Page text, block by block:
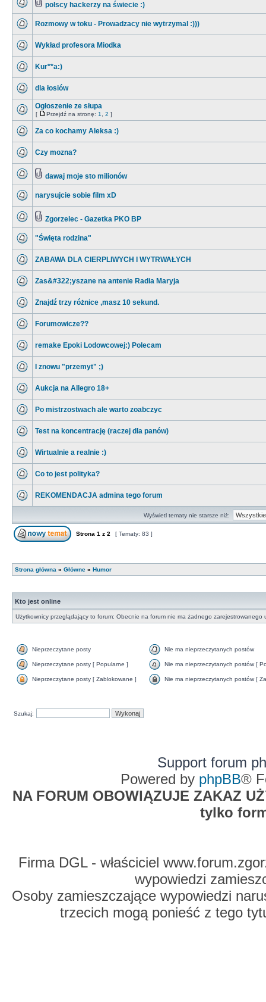
polscy hackerzy na świecie :)
Rozmowy w toku - Prowadzacy nie wytrzymal :)))
Wykład profesora Miodka
Kur**a:)
dla łosiów
Ogłoszenie ze słupa
[ Przejdź na stronę: 1 2 ]
Za co kochamy Aleksa :)
Czy mozna?
dawaj moje sto milionów
narysujcie sobie film xD
Zgorzelec - Gazetka PKO BP
"Święta rodzina"
ZABAWA DLA CIERPLIWYCH I WYTRWAŁYCH
Zas&#322;yszane na antenie Radia Maryja
Znajdź trzy różnice ,masz 10 sekund.
Forumowicze??
remake Epoki Lodowcowej:) Polecam
I znowu "przemyt" ;)
Aukcja na Allegro 18+
Po mistrzostwach ale warto zoabczyc
Test na koncentrację (raczej dla panów)
Wirtualnie a realnie :)
Co to jest polityka?
REKOMENDACJA admina tego forum
Wyświetl tematy nie starsze niż:
Strona 1 z 2 [ Tematy: 83 ]
Strona główna » Główne » Humor
Kto jest online
Użytkownicy przeglądający to forum: Obecnie na forum nie ma żadnego zarejestrowanego
Nieprzeczytane posty Nie ma nieprzeczytanych postów
Nieprzeczytane posty [ Popularne ] Nie ma nieprzeczytanych postów [
Nieprzeczytane posty [ Zablokowane ] Nie ma nieprzeczytanych postów [
Szukaj:
Support forum
Powered by phpBB®
NA FORUM OBOWIĄZUJE ZAKAZ
tylko
Firma DGL - właściciel
wypowiedzi
Osoby zamieszczające wypowiedzi
trzecich mogą ponieść z tego